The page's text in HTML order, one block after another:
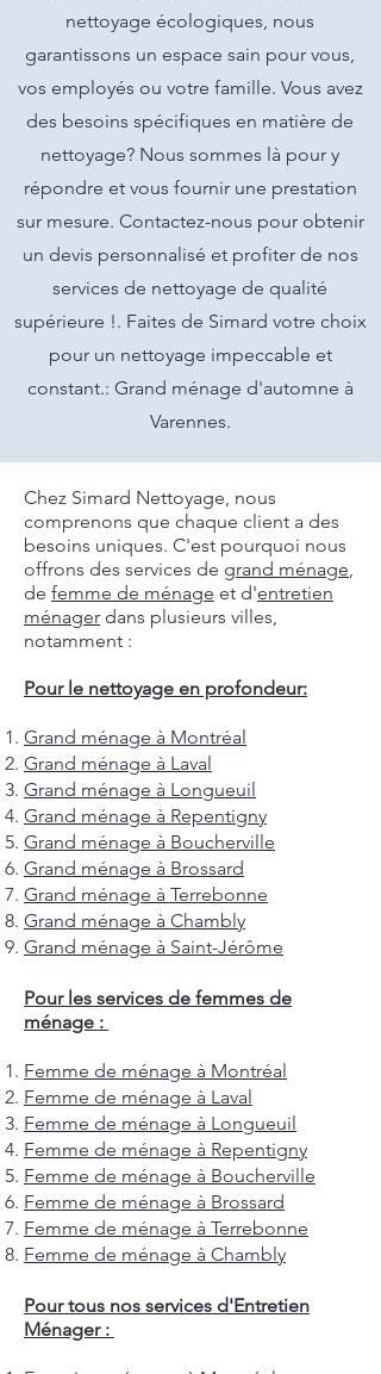
nettoyage écologiques, nous
garantissons un espace sain pour vous,
vos employés ou votre famille. Vous avez
des besoins spécifiques en matière de
nettoyage? Nous sommes là pour y
répondre et vous fournir une prestation
sur mesure. Contactez-nous pour obtenir
un devis personnalisé et profiter de nos
services de nettoyage de qualité
supérieure !. Faites de Simard votre choix
pour un nettoyage impeccable et
constant.: Grand ménage d'automne à
Varennes.
Chez Simard Nettoyage, nous
comprenons que chaque client a des
besoins uniques. C'est pourquoi nous
offrons des services de grand ménage,
de femme de ménage et d'entretien
ménager dans plusieurs villes,
notamment :
Pour le nettoyage en profondeur:
Grand ménage à Montréal
Grand ménage à Laval
Grand ménage à Longueuil
Grand ménage à Repentigny
Grand ménage à Boucherville
Grand ménage à Brossard
Grand ménage à Terrebonne
Grand ménage à Chambly
Grand ménage à Saint-Jérôme
Pour les services de femmes de
ménage :
Femme de ménage à Montréal
Femme de ménage à Laval
Femme de ménage à Longueuil
Femme de ménage à Repentigny
Femme de ménage à Boucherville
Femme de ménage à Brossard
Femme de ménage à Terrebonne
Femme de ménage à Chambly
Pour tous nos services d'Entretien
Ménager :